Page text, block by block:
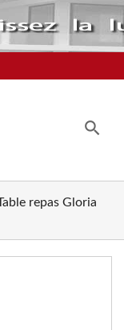
repas Gloria